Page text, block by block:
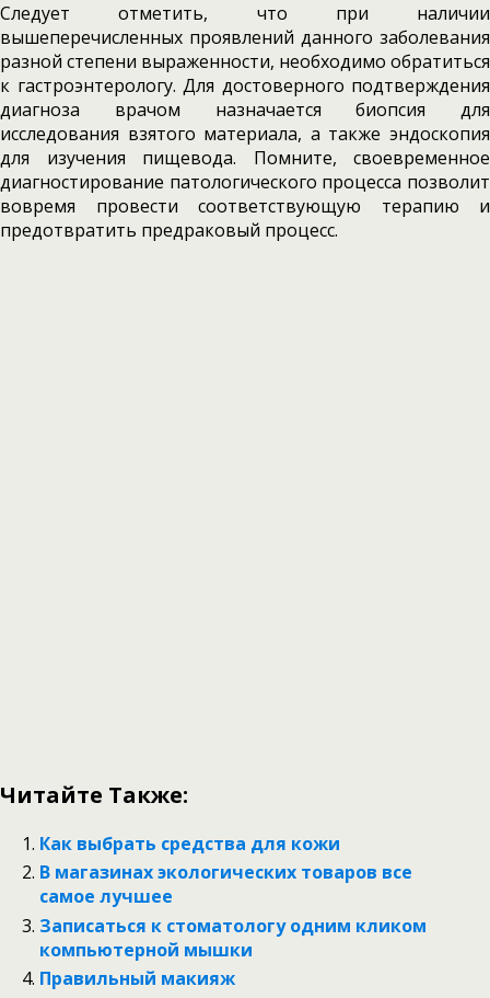
Следует отметить, что при наличии
вышеперечисленных проявлений данного заболевания
разной степени выраженности, необходимо обратиться
к гастроэнтерологу. Для достоверного подтверждения
диагноза врачом назначается биопсия для
исследования взятого материала, а также эндоскопия
для изучения пищевода. Помните, своевременное
диагностирование патологического процесса позволит
вовремя провести соответствующую терапию и
предотвратить предраковый процесс.
Читайте Также:
Как выбрать средства для кожи
В магазинах экологических товаров все
самое лучшее
Записаться к стоматологу одним кликом
компьютерной мышки
Правильный макияж